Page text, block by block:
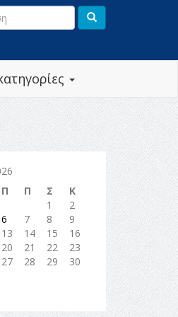
Π Π Σ
Κ
1
2
6 7 8
9
13 14 15
16
20 21 22
23
27 28 29
30